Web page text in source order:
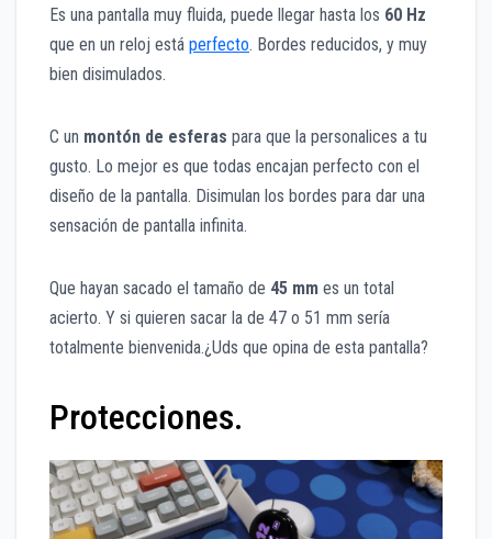
Es una pantalla muy fluida, puede llegar hasta los 60 Hz
que en un reloj está perfecto. Bordes reducidos, y muy
bien disimulados.
C un montón de esferas para que la personalices a tu
gusto. Lo mejor es que todas encajan perfecto con el
diseño de la pantalla. Disimulan los bordes para dar una
sensación de pantalla infinita.
Que hayan sacado el tamaño de 45 mm es un total
acierto. Y si quieren sacar la de 47 o 51 mm sería
totalmente bienvenida.¿Uds que opina de esta pantalla?
Protecciones.